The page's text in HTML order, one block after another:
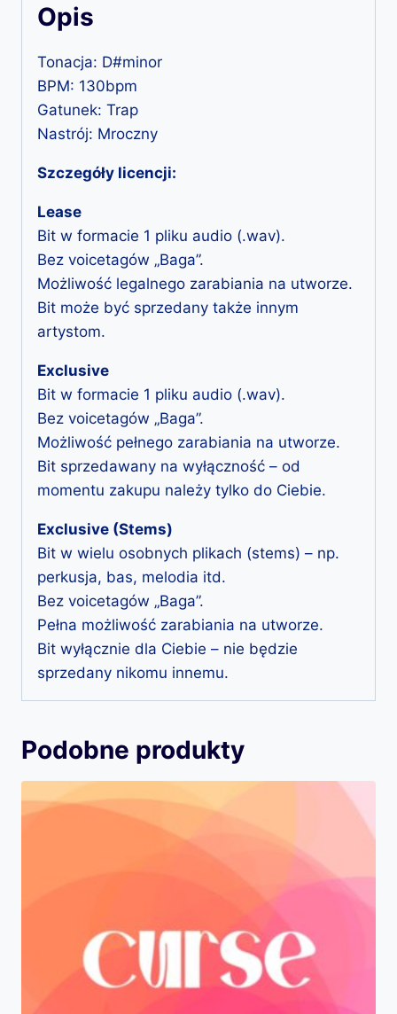
Opis
Tonacja: D#minor
BPM: 130bpm
Gatunek: Trap
Nastrój: Mroczny
Szczegóły licencji:
Lease
Bit w formacie 1 pliku audio (.wav).
Bez voicetagów „Baga”.
Możliwość legalnego zarabiania na utworze.
Bit może być sprzedany także innym
artystom.
Exclusive
Bit w formacie 1 pliku audio (.wav).
Bez voicetagów „Baga”.
Możliwość pełnego zarabiania na utworze.
Bit sprzedawany na wyłączność – od
momentu zakupu należy tylko do Ciebie.
Exclusive (Stems)
Bit w wielu osobnych plikach (stems) – np.
perkusja, bas, melodia itd.
Bez voicetagów „Baga”.
Pełna możliwość zarabiania na utworze.
Bit wyłącznie dla Ciebie – nie będzie
sprzedany nikomu innemu.
Podobne produkty